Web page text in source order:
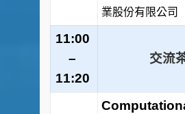
業股份有限公司
11:00
–
11:20
交流